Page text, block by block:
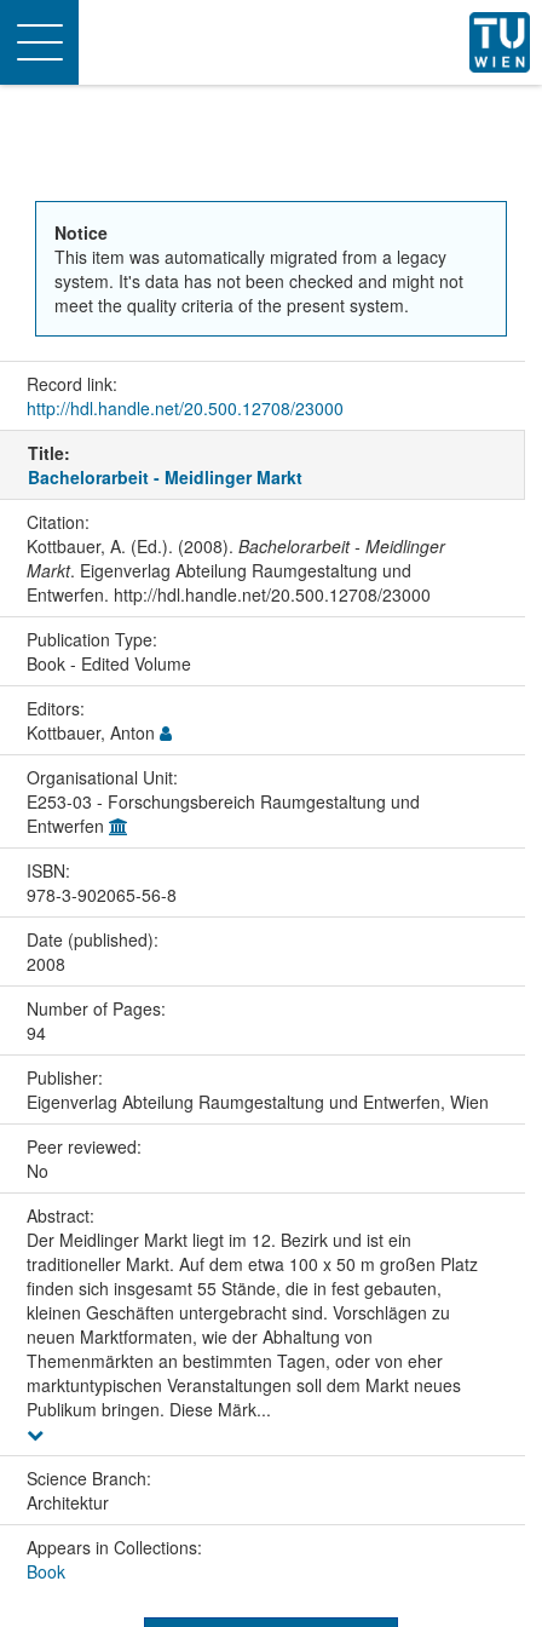
Toggle
navigation
Notice
This item was automatically migrated from a legacy
system. It's data has not been checked and might not
meet the quality criteria of the present system.
Record link:
http://hdl.handle.net/20.500.12708/23000
Title:
Bachelorarbeit - Meidlinger Markt
Citation:
Kottbauer, A. (Ed.). (2008). Bachelorarbeit - Meidlinger
Markt. Eigenverlag Abteilung Raumgestaltung und
Entwerfen. http://hdl.handle.net/20.500.12708/23000
Publication Type:
Book - Edited Volume
Editors:
Kottbauer, Anton
Organisational Unit:
E253-03 - Forschungsbereich Raumgestaltung und
Entwerfen
ISBN:
978-3-902065-56-8
Date (published):
2008
Number of Pages:
94
Publisher:
Eigenverlag Abteilung Raumgestaltung und Entwerfen, Wien
Peer reviewed:
No
Abstract:
Der Meidlinger Markt liegt im 12. Bezirk und ist ein
traditioneller Markt. Auf dem etwa 100 x 50 m großen Platz
finden sich insgesamt 55 Stände, die in fest gebauten,
kleinen Geschäften untergebracht sind. Vorschlägen zu
neuen Marktformaten, wie der Abhaltung von
Themenmärkten an bestimmten Tagen, oder von eher
marktuntypischen Veranstaltungen soll dem Markt neues
Publikum bringen. Diese Märk...
Science Branch:
Architektur
Appears in Collections:
Book